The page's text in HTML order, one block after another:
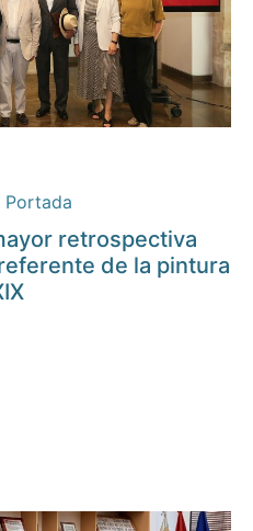
Portada
retrospectiva
de la pintura